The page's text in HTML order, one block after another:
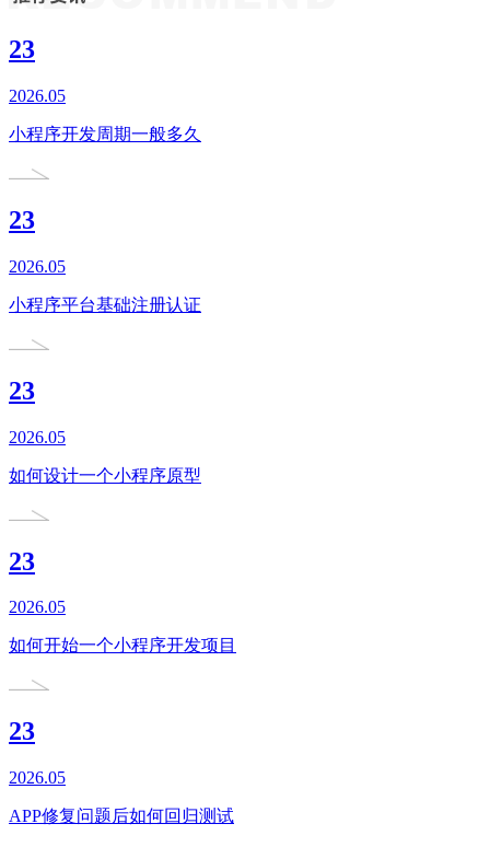
23
2026.05
小程序开发周期一般多久
23
2026.05
小程序平台基础注册认证
23
2026.05
如何设计一个小程序原型
23
2026.05
如何开始一个小程序开发项目
23
2026.05
APP修复问题后如何回归测试